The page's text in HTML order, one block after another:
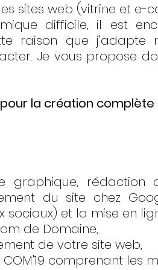
sites web (vitrine et
difficile, il est
raison que
Je vous propose
la création complète
graphique, rédaction
du site chez
sociaux) et la mise en
de Domaine,
de votre site web,
comprenant les